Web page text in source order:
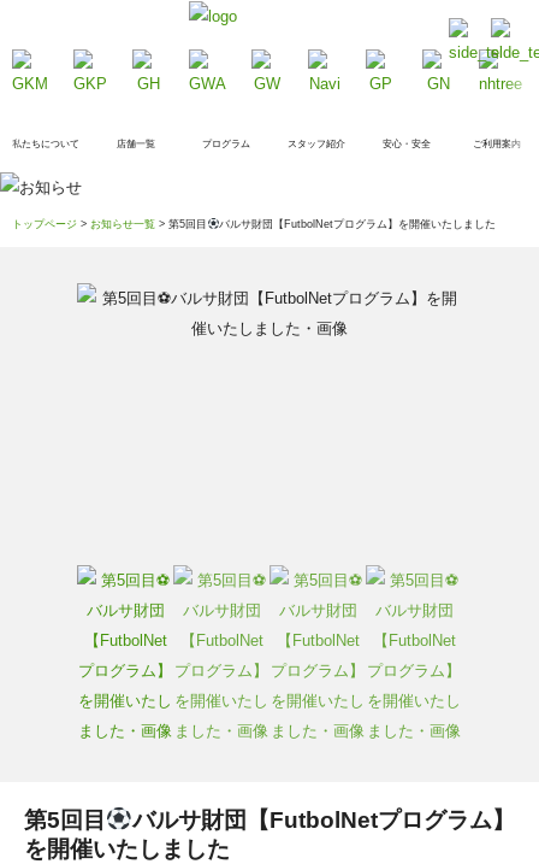
私たちについて 店舗一覧 プログラム スタッフ紹介 安心・安全 ご利用案内
トップページ > お知らせ一覧 > 第5回目 バルサ財団【FutbolNetプログラム】を開催いたしました
第5回目
バルサ財団【FutbolNetプログラム】
を開催いたしました